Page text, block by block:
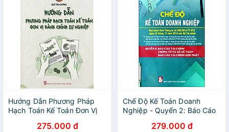
Hướng Dẫn Phương Pháp
Hạch Toán Kế Toán Đơn Vị
275.000 đ
Chế Độ Kế Toán Doanh
Nghiệp - Quyển 2: Báo Cáo
Sách Kế Toán, Báo Cáo Tài
279.000 đ